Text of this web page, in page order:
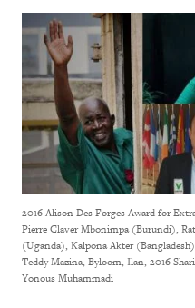
2016 Alison Des Forges Award for
Pierre Claver Mbonimpa (Burundi),
(Uganda), Kalpona Akter
Teddy Mazina, Byloom, Ilan, 2016
Yonous Muhammadi